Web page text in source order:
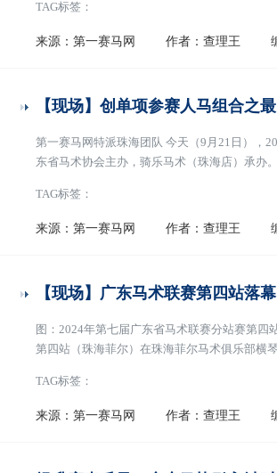
术领域展开更深层次的合作。这一战略
TAG标签：
来源：第一赛马网 作者：查理王
【现场】创单项参赛人马组合之
第一赛马网特派珠海团队 今天（9月21日），
东省马术协会主办，骑乐马术（珠海店）承办
项比赛是高超的运动技能和极致的优雅气质的综
TAG标签：
来源：第一赛马网 作者：查理王
【现场】广东马术联赛第四站落
图：2024年第七届广东省马术联赛分站赛第
第四站（珠海菲尔）在珠海菲尔马术俱乐部横
目，不仅考验了骑手和马匹的技巧与默契，
TAG标签：
来源：第一赛马网 作者：查理王